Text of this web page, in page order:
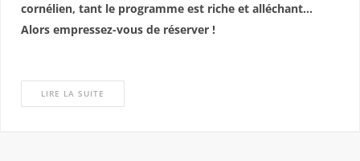
cornélien, tant le programme est riche et alléchant…
Alors empressez-vous de réserver !
LIRE LA SUITE